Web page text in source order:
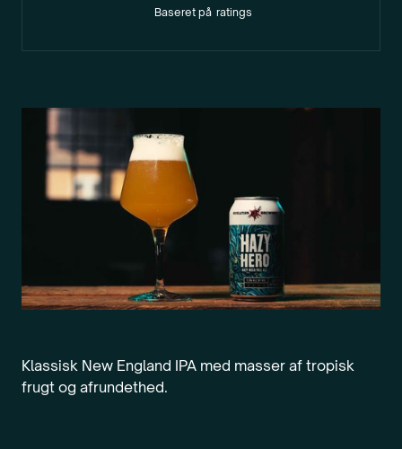
Baseret på ratings
Klassisk New England IPA med masser af tropisk
frugt og afrundethed.